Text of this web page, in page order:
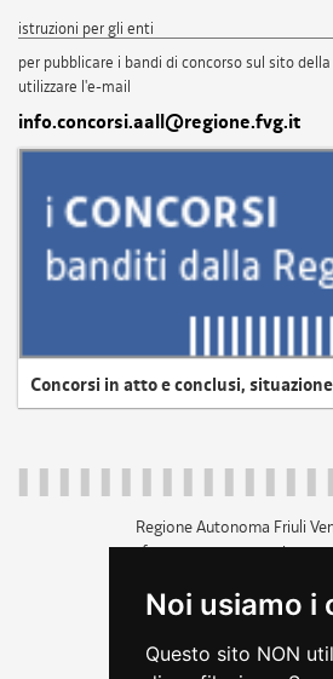
Noi usiamo i
Questo sito NON
istruzioni per gli enti
per pubblicare i bandi di concorso sul sito
utilizzare l'e-mail
info.concorsi.aall@regione.fvg.it
Concorsi in atto e conclusi,
Regione Autonoma Friuli
c.f. 80014930327; p.iva
+39 040